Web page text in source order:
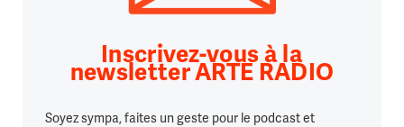
Inscrivez-vous à la
newsletter ARTE RADIO
Soyez sympa, faites un geste pour le podcast et